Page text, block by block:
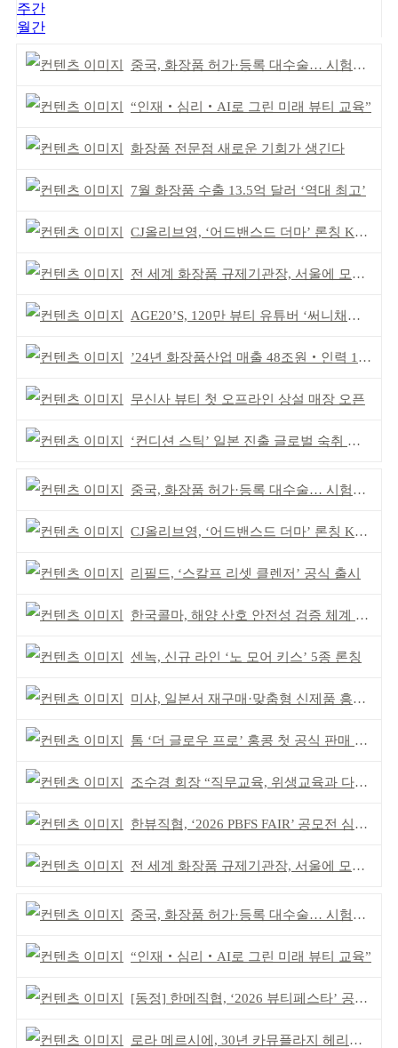
주간
월간
중국, 화장품 허가·등록 대수술… 시험자료 공용 허용
“인재‧심리‧AI로 그린 미래 뷰티 교육”
화장품 전문점 새로운 기회가 생긴다
7월 화장품 수출 13.5억 달러 ‘역대 최고’
CJ올리브영, ‘어드밴스드 더마’ 론칭 K더마 육성 박차
전 세계 화장품 규제기관장, 서울에 모인다
AGE20’S, 120만 뷰티 유튜버 ‘써니채널’ 공동개발
’24년 화장품산업 매출 48조원‧인력 13만명
무신사 뷰티 첫 오프라인 상설 매장 오픈
‘컨디션 스틱’ 일본 진출 글로벌 숙취 시장 확대
중국, 화장품 허가·등록 대수술… 시험자료 공용 허용
CJ올리브영, ‘어드밴스드 더마’ 론칭 K더마 육성 박차
리필드, ‘스칼프 리셋 클렌저’ 공식 출시
한국콜마, 해양 산호 안전성 검증 체계 구축
센녹, 신규 라인 ‘노 모어 키스’ 5종 론칭
미샤, 일본서 재구매·맞춤형 신제품 흥행 ‘쌍끌이’
톰 ‘더 글로우 프로’ 홍콩 첫 공식 판매 완판
조수경 회장 “직무교육, 위생교육과 다르다”
한뷰직협, ‘2026 PBFS FAIR’ 공모전 심사 성료
전 세계 화장품 규제기관장, 서울에 모인다
중국, 화장품 허가·등록 대수술… 시험자료 공용 허용
“인재‧심리‧AI로 그린 미래 뷰티 교육”
[동정] 한메직협, ‘2026 뷰티페스타’ 공동 주최
로라 메르시에, 30년 카뮤플라지 헤리티지 담아